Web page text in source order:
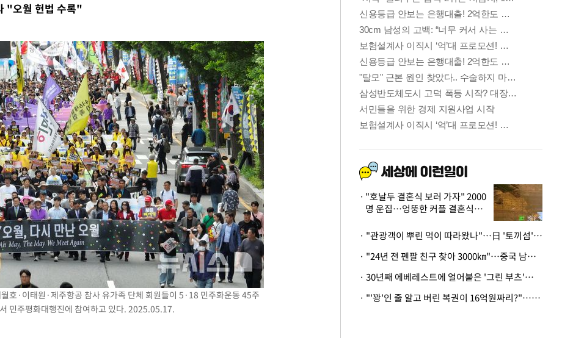
데뷔전
되길"
치 시작'
리…정청래
청래
정청래 승리
정청래
김민석
리…50.30%
"
년 차에 첫
동'
리(종합)
개
급대우'
설 '온도차'
"오월 헌법 수록"
호·이태원·제주항공 참사 유가족 단체 회원들이 5·18 민주화운동 45주
민주평화대행진에 참여하고 있다. 2025.05.17.
"호날두 결혼식 보러 가자" 2000
명 운집…엉뚱한 커플 결혼식에
· "관광객이 뿌린 먹이 따라왔나"…日 '토끼섬' 멧돼지, 토끼까지 사냥
· "24년 전 펜팔 친구 찾아 3000㎞"…중국 남성 사연에 '뭉클'
· 30년째 에베레스트에 얼어붙은 '그린 부츠'…드디어 가족 품으로
· "'꽝'인 줄 알고 버린 복권이 16억원짜리?"…극적으로 되찾은 사연